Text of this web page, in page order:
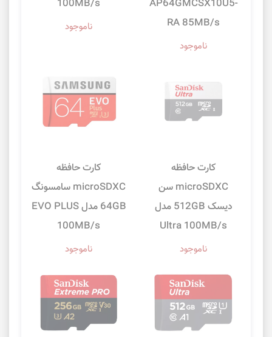
AP64GMCSX10U5-
RA 85MB/s
ناموجود
100MB/s
ناموجود
کارت حافظه
microSDXC سن
دیسک 512GB مدل
Ultra 100MB/s
ناموجود
کارت حافظه
microSDXC سامسونگ
64GB مدل EVO PLUS
100MB/s
ناموجود